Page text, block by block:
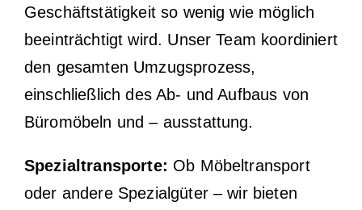
Geschäftstätigkeit so wenig wie möglich
beeinträchtigt wird. Unser Team koordiniert
den gesamten Umzugsprozess,
einschließlich des Ab- und Aufbaus von
Büromöbeln und – ausstattung.
Spezialtransporte: Ob Möbeltransport
oder andere Spezialgüter – wir bieten